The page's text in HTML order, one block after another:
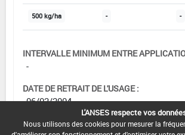
500 kg/ha - -
INTERVALLE MINIMUM ENTRE
-
DATE DE RETRAIT DE L'USAGE :
06/02/2004
DATE DE FIN DE DISTRIBUTION :
L'ANSES respecte vos
Nous utilisons des cookies pour mesurer la